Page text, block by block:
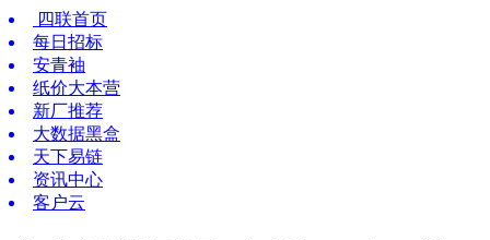
四联首页
每日招标
安青袖
纸价大本营
新厂推荐
大数据黑盒
天下易链
资讯中心
客户云